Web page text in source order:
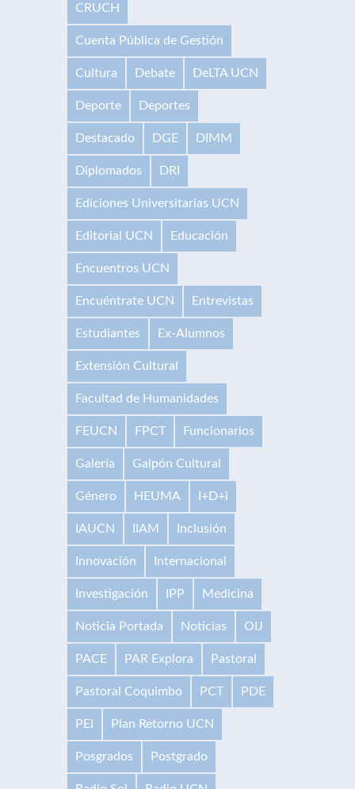
CRUCH
Cuenta Pública de Gestión
Cultura Debate DeLTA UCN
Deporte Deportes
Destacado DGE DIMM
Diplomados DRI
Ediciones Universitarias UCN
Editorial UCN Educación
Encuentros UCN
Encuéntrate UCN Entrevistas
Estudiantes Ex-Alumnos
Extensión Cultural
Facultad de Humanidades
FEUCN FPCT Funcionarios
Galería Galpón Cultural
Género HEUMA I+D+i
IAUCN IIAM Inclusión
Innovación Internacional
Investigación IPP Medicina
Noticia Portada Noticias OIJ
PACE PAR Explora Pastoral
Pastoral Coquimbo PCT PDE
PEI Plan Retorno UCN
Posgrados Postgrado